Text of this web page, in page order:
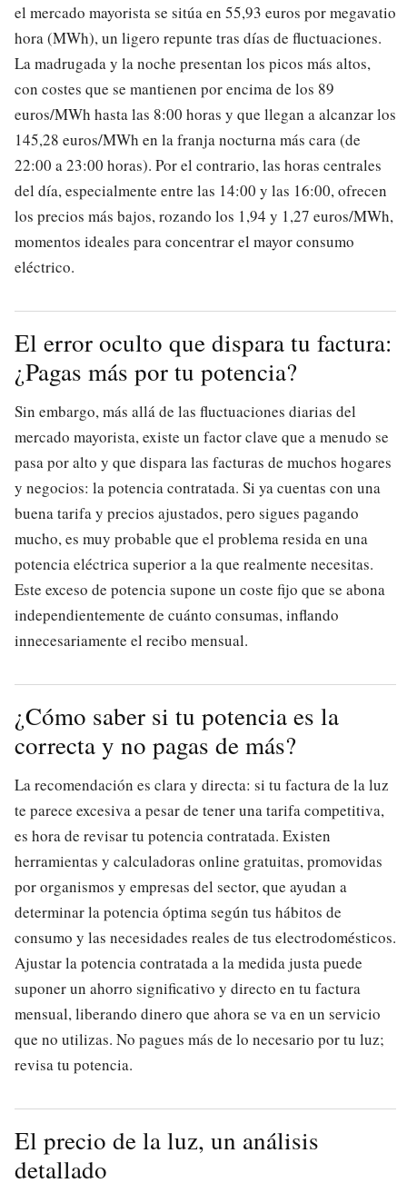
el mercado mayorista se sitúa en 55,93 euros por megavatio
hora (MWh), un ligero repunte tras días de fluctuaciones.
La madrugada y la noche presentan los picos más altos,
con costes que se mantienen por encima de los 89
euros/MWh hasta las 8:00 horas y que llegan a alcanzar los
145,28 euros/MWh en la franja nocturna más cara (de
22:00 a 23:00 horas). Por el contrario, las horas centrales
del día, especialmente entre las 14:00 y las 16:00, ofrecen
los precios más bajos, rozando los 1,94 y 1,27 euros/MWh,
momentos ideales para concentrar el mayor consumo
eléctrico.
El error oculto que dispara tu factura:
¿Pagas más por tu potencia?
Sin embargo, más allá de las fluctuaciones diarias del
mercado mayorista, existe un factor clave que a menudo se
pasa por alto y que dispara las facturas de muchos hogares
y negocios: la potencia contratada. Si ya cuentas con una
buena tarifa y precios ajustados, pero sigues pagando
mucho, es muy probable que el problema resida en una
potencia eléctrica superior a la que realmente necesitas.
Este exceso de potencia supone un coste fijo que se abona
independientemente de cuánto consumas, inflando
innecesariamente el recibo mensual.
¿Cómo saber si tu potencia es la
correcta y no pagas de más?
La recomendación es clara y directa: si tu factura de la luz
te parece excesiva a pesar de tener una tarifa competitiva,
es hora de revisar tu potencia contratada. Existen
herramientas y calculadoras online gratuitas, promovidas
por organismos y empresas del sector, que ayudan a
determinar la potencia óptima según tus hábitos de
consumo y las necesidades reales de tus electrodomésticos.
Ajustar la potencia contratada a la medida justa puede
suponer un ahorro significativo y directo en tu factura
mensual, liberando dinero que ahora se va en un servicio
que no utilizas. No pagues más de lo necesario por tu luz;
revisa tu potencia.
El precio de la luz, un análisis
detallado